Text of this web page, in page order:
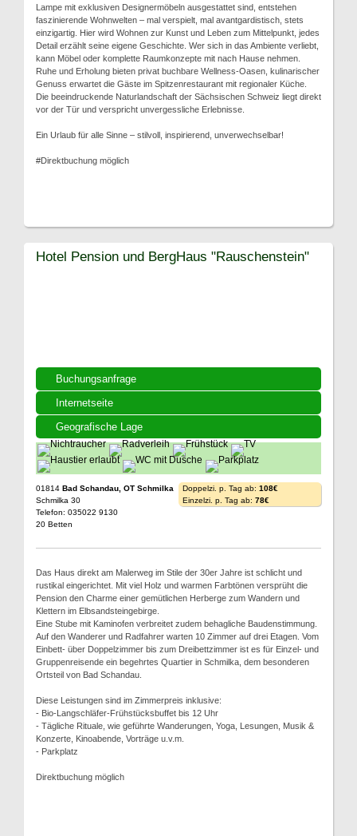
Lampe mit exklusiven Designermöbeln ausgestattet sind, entstehen
faszinierende Wohnwelten – mal verspielt, mal avantgardistisch, stets
einzigartig. Hier wird Wohnen zur Kunst und Leben zum Mittelpunkt, jedes
Detail erzählt seine eigene Geschichte. Wer sich in das Ambiente verliebt,
kann Möbel oder komplette Raumkonzepte mit nach Hause nehmen.
Ruhe und Erholung bieten privat buchbare Wellness-Oasen, kulinarischer
Genuss erwartet die Gäste im Spitzenrestaurant mit regionaler Küche.
Die beeindruckende Naturlandschaft der Sächsischen Schweiz liegt direkt
vor der Tür und verspricht unvergessliche Erlebnisse.
Ein Urlaub für alle Sinne – stilvoll, inspirierend, unverwechselbar!
#Direktbuchung möglich
Buchungsanfrage
Internetseite
Geografische Lage
Hotel Pension und BergHaus "Rauschenstein"
01814 Bad Schandau, OT Schmilka
Schmilka 30
Telefon: 035022 9130
20 Betten
Doppelzi. p. Tag ab: 108€
Einzelzi. p. Tag ab: 78€
Das Haus direkt am Malerweg im Stile der 30er Jahre ist schlicht und
rustikal eingerichtet. Mit viel Holz und warmen Farbtönen versprüht die
Pension den Charme einer gemütlichen Herberge zum Wandern und
Klettern im Elbsandsteingebirge.
Eine Stube mit Kaminofen verbreitet zudem behagliche Baudenstimmung.
Auf den Wanderer und Radfahrer warten 10 Zimmer auf drei Etagen. Vom
Einbett- über Doppelzimmer bis zum Dreibettzimmer ist es für Einzel- und
Gruppenreisende ein begehrtes Quartier in Schmilka, dem besonderen
Ortsteil von Bad Schandau.
Diese Leistungen sind im Zimmerpreis inklusive:
- Bio-Langschläfer-Frühstücksbuffet bis 12 Uhr
- Tägliche Rituale, wie geführte Wanderungen, Yoga, Lesungen, Musik &
Konzerte, Kinoabende, Vorträge u.v.m.
- Parkplatz
Direktbuchung möglich